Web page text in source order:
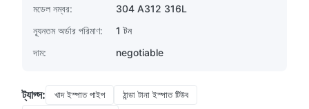
মডেল নম্বর:
304 A312 316L
ন্যূনতম অর্ডার পরিমাণ:
1 টন
দাম:
negotiable
ট্যাগ্স: খাদ ইস্পাত পাইপ
ঠান্ডা টানা ইস্পাত টিউব